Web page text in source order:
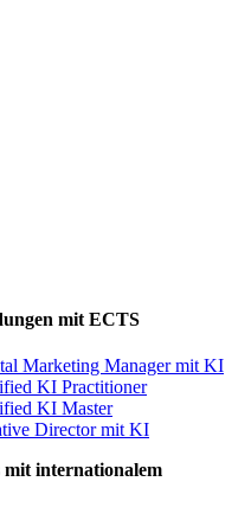
mit ECTS
Marketing Manager mit KI
KI Practitioner
KI Master
Director mit KI
mit internationalem